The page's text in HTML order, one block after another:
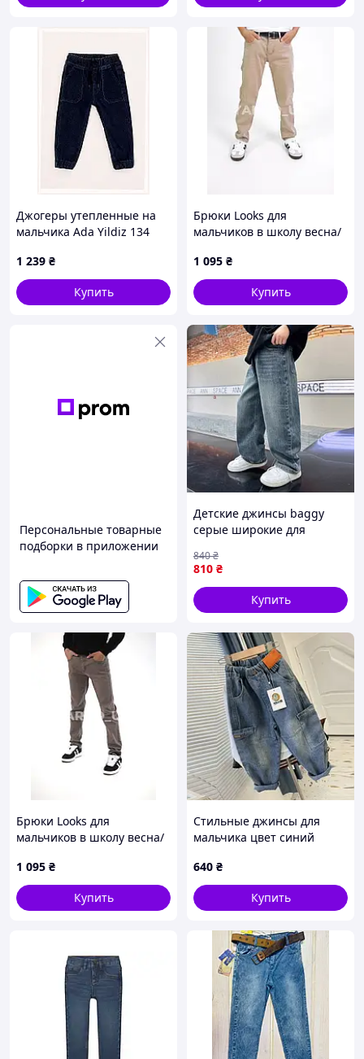
Джогеры утепленные на
мальчика Ada Yildiz 134
(SKT000601986),
8E6M54H937
1 239 ₴
Купить
Брюки Looks для
мальчиков в школу весна/
переплетенный ремень
164(р)
1 095 ₴
Купить
Персональные товарные
подборки в приложении
Детские джинсы baggy
серые широкие для
810 ₴
840₴
Купить
Брюки Looks для
мальчиков в школу весна/
переплетенный ремень
176(р)
1 095 ₴
Купить
Стильные джинсы для
мальчика цвет синий
640 ₴
Купить